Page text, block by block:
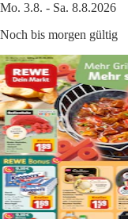
Mo. 3.8. - Sa. 8.8.2026
Noch bis morgen gültig